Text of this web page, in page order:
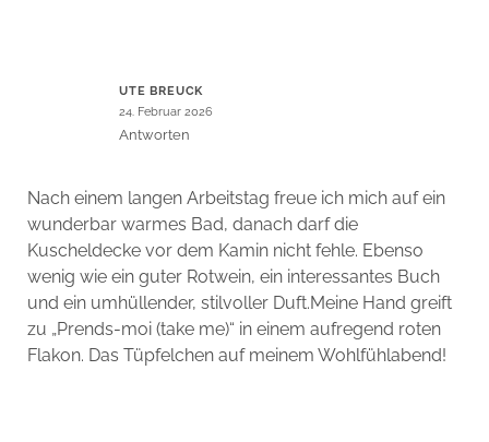
UTE BREUCK
24. Februar 2026
Antworten
Nach einem langen Arbeitstag freue ich mich auf ein
wunderbar warmes Bad, danach darf die
Kuscheldecke vor dem Kamin nicht fehle. Ebenso
wenig wie ein guter Rotwein, ein interessantes Buch
und ein umhüllender, stilvoller Duft.Meine Hand greift
zu „Prends-moi (take me)“ in einem aufregend roten
Flakon. Das Tüpfelchen auf meinem Wohlfühlabend!